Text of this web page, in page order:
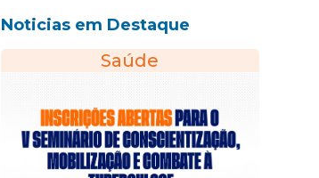
Noticias em Destaque
Saúde